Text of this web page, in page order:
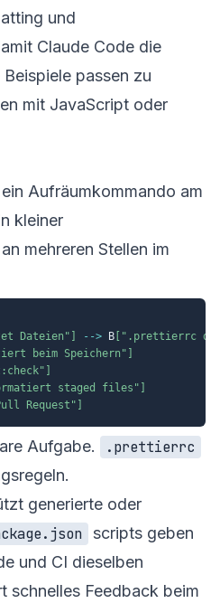
und
Claude Code die
passen zu
mit JavaScript oder
Aufräumkommando am
kleiner
mehreren Stellen im
Dateien"] --> B [".prettierrc
beim Speichern"]
staged files"]
Request"]
Aufgabe.
.prettierrc
generierte oder
scripts geben
und CI dieselben
schnelles Feedback beim